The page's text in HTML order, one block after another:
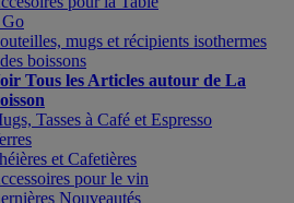
mugs et récipients isothermes
boissons
Tous les Articles autour de La
Tasses à Café et Espresso
et Cafetières
pour le vin
Nouveautés